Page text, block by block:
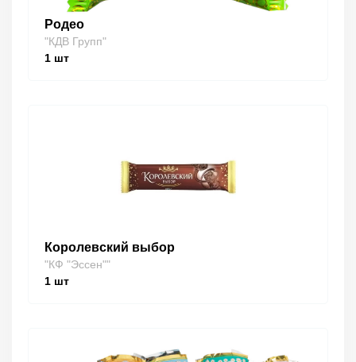
Родео
"КДВ Групп"
1 шт
Королевский выбор
"КФ "Эссен""
1 шт